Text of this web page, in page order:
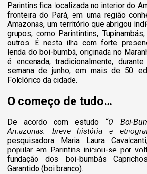
Parintins fica localizada no interior do
fronteira do Pará, em uma região
Amazonas, um território que abrigou
grupos, como Parintintins, Tupinambás,
outros. É nesta ilha com forte
lenda do boi-bumbá, originada no
é encenada, tradicionalmente,
semana de junho, em mais de 50
Folclórico da cidade.
O começo de tudo…
De acordo com estudo“O Boi-
Amazonas: breve história e
pesquisadora Maria Laura
popular em Parintins iniciou-se por
fundação dos boi-bumbás
Garantido (boi branco).